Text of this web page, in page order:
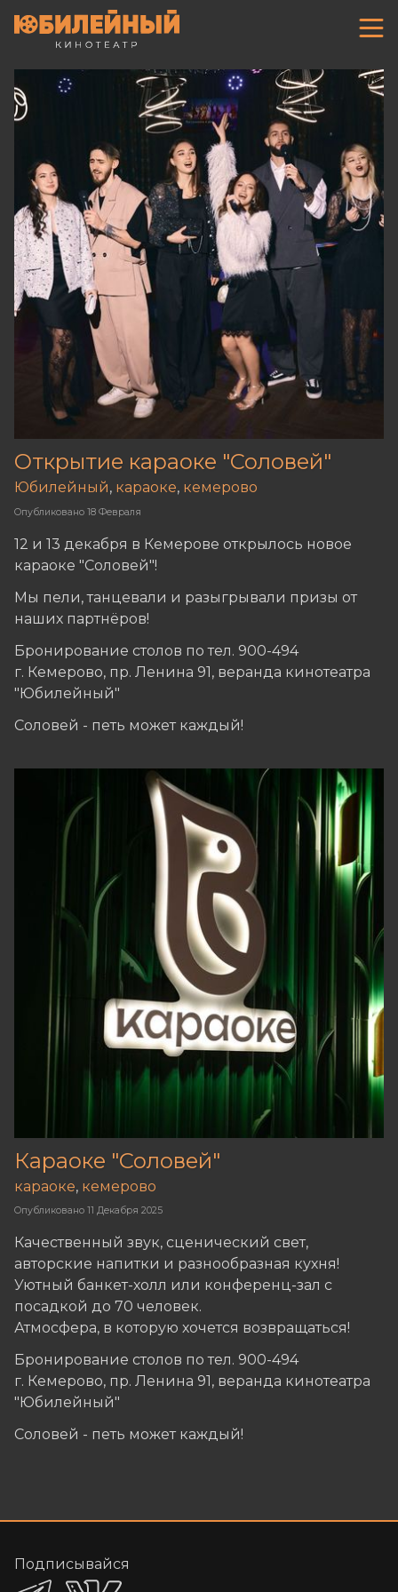
Открытие караоке "Соловей"
Опубликовано 18 Февраля
Юбилейный, караоке, кемерово
12 и 13 декабря в Кемерове открылось новое
караоке "Соловей"!
Мы пели, танцевали и разыгрывали призы от
наших партнёров!
Бронирование столов по тел. 900-494
г. Кемерово, пр. Ленина 91, веранда кинотеатра
"Юбилейный"
Соловей - петь может каждый!
Караоке "Соловей"
Опубликовано 11 Декабря 2025
караоке, кемерово
Качественный звук, сценический свет,
авторские напитки и разнообразная кухня!
Уютный банкет-холл или конференц-зал с
посадкой до 70 человек.
Атмосфера, в которую хочется возвращаться!
Бронирование столов по тел. 900-494
г. Кемерово, пр. Ленина 91, веранда кинотеатра
"Юбилейный"
Соловей - петь может каждый!
Подписывайся